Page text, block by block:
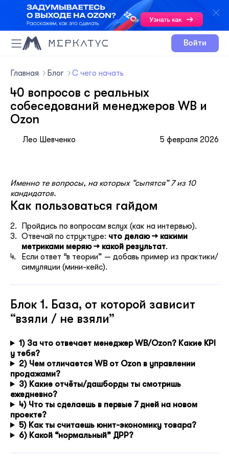
Войти
Главная Блог С чего начать
40 вопросов с реальных
собеседований менеджеров WB и
Ozon
Лео Шевченко 5 февраля 2026
Именно те вопросы, на которых “сыпятся” 7 из 10
кандидатов.
Как пользоваться гайдом
Пройдись по вопросам вслух (как на интервью).
Отвечай по структуре: что делаю → какими
метриками меряю → какой результат.
Если ответ “в теории” — добавь пример из практики/
симуляции (мини-кейс).
Блок 1. База, от которой зависит
“взяли / не взяли”
1) За что отвечает менеджер WB/Ozon? Какие KPI
у тебя?
2) Чем отличается WB от Ozon в управлении
продажами?
3) Какие отчёты/дашборды ты смотришь
ежедневно?
4) Что ты сделаешь в первые 7 дней на новом
проекте?
5) Как ты считаешь юнит-экономику товара?
6) Какой “нормальный” ДРР?